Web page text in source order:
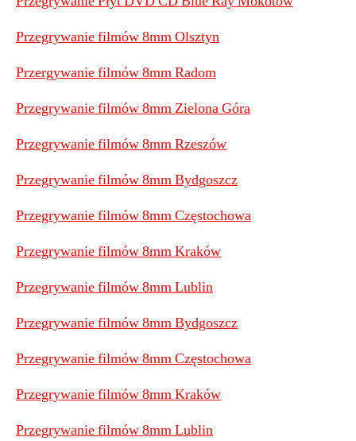
Przegrywanie filmów 8mm Olsztyn
Przergywanie filmów 8mm Radom
Przegrywanie filmów 8mm Zielona Góra
Przegrywanie filmów 8mm Rzeszów
Przegrywanie filmów 8mm Bydgoszcz
Przegrywanie filmów 8mm Częstochowa
Przegrywanie filmów 8mm Kraków
Przegrywanie filmów 8mm Lublin
Przegrywanie filmów 8mm Bydgoszcz
Przegrywanie filmów 8mm Częstochowa
Przegrywanie filmów 8mm Kraków
Przegrywanie filmów 8mm Lublin